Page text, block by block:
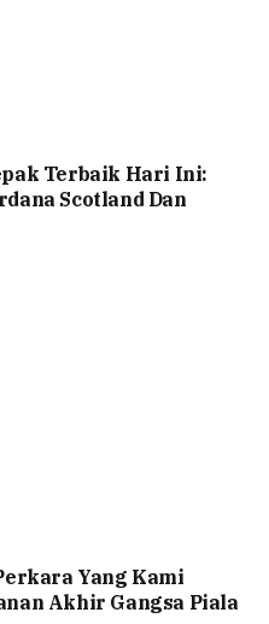
Terbaik Hari Ini:
Scotland Dan
Yang Kami
Akhir Gangsa Piala